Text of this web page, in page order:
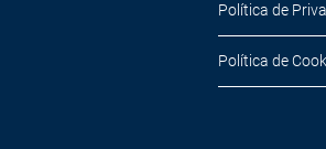
Política de
Política de